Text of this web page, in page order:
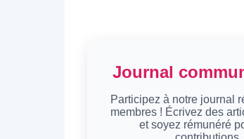
Journal
Participez à notre journal
membres ! Écrivez des
et soyez rémunéré